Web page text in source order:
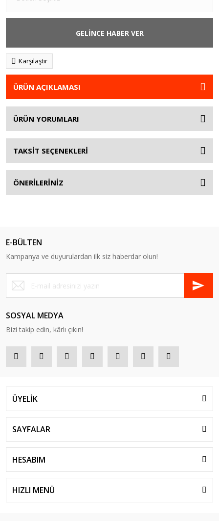
GELİNCE HABER VER
Karşılaştır
ÜRÜN AÇIKLAMASI
ÜRÜN YORUMLARI
TAKSİT SEÇENEKLERİ
ÖNERİLERİNİZ
E-BÜLTEN
Kampanya ve duyurulardan ilk siz haberdar olun!
SOSYAL MEDYA
Bizi takip edin, kârlı çıkın!
ÜYELİK
SAYFALAR
HESABIM
HIZLI MENÜ